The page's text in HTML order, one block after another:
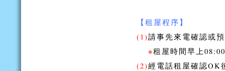
【租屋程序】
(1)請事先來電確認或
※租屋時間早上
(2)經電話租屋確認OK